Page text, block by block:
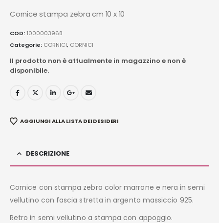
Cornice stampa zebra cm 10 x 10
COD: 1000003968
Categorie: CORNICI, CORNICI
Il prodotto non è attualmente in magazzino e non è
disponibile.
AGGIUNGI ALLA LISTA DEI DESIDERI
DESCRIZIONE
Cornice con stampa zebra color marrone e nera in semi
vellutino con fascia stretta in argento massiccio 925.
Retro in semi vellutino a stampa con appoggio.